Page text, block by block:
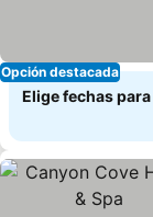
Opción destacada
Elige fechas